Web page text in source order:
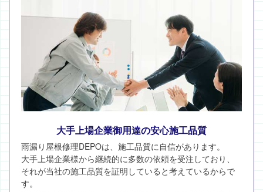
大手上場企業御用達の安心施工品質
雨漏り屋根修理DEPOは、施工品質に自信があります。
大手上場企業様から継続的に多数の依頼を受注しており、
それが当社の施工品質を証明していると考えているからで
す。